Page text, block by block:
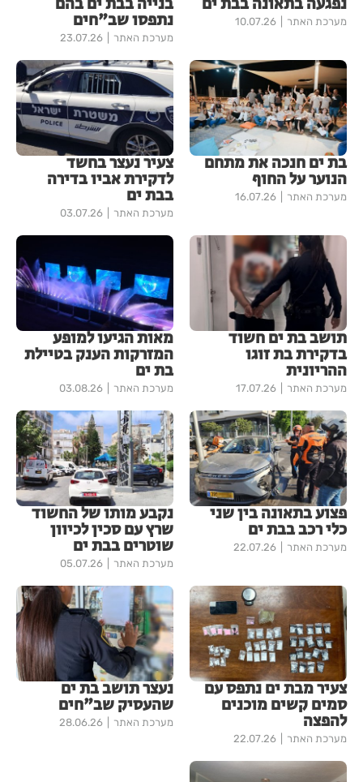
מערכת האתר 10.07.26 נתפסו שב"חים
מערכת האתר 23.07.26
בת ים חנכה את מתחם
הנוער על החוף
מערכת האתר 16.07.26
צעיר נעצר בחשד
לדקירת אביו בדירה
בבת ים
מערכת האתר 03.07.26
תושב בת ים חשוד
בדקירת בת זוגו
ההריונית
מערכת האתר 17.07.26
מאות הגיעו למופע
המזרקות הענק בטיילת
בת ים
מערכת האתר 03.08.26
פצוע בתאונה בין שני
כלי רכב בבת ים
מערכת האתר 22.07.26
נקבע מותו של החשוד
שרץ עם סכין לכיוון
שוטרים בבת ים
מערכת האתר 05.07.26
צעיר מבת ים נתפס עם
סמים קשים מוכנים
להפצה
מערכת האתר 22.07.26
נעצר תושב בת ים
שהעסיק שב"חים
מערכת האתר 28.06.26